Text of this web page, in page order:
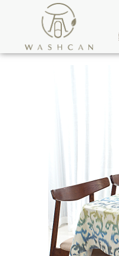
精緻棉麻材質環保印染方